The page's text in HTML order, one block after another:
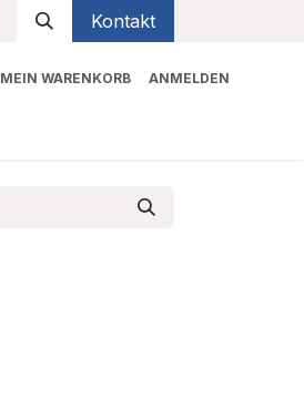
Kontakt
MEIN WARENKORB ANMELDEN